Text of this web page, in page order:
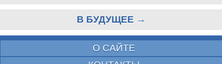
В БУДУЩЕЕ →
О САЙТЕ